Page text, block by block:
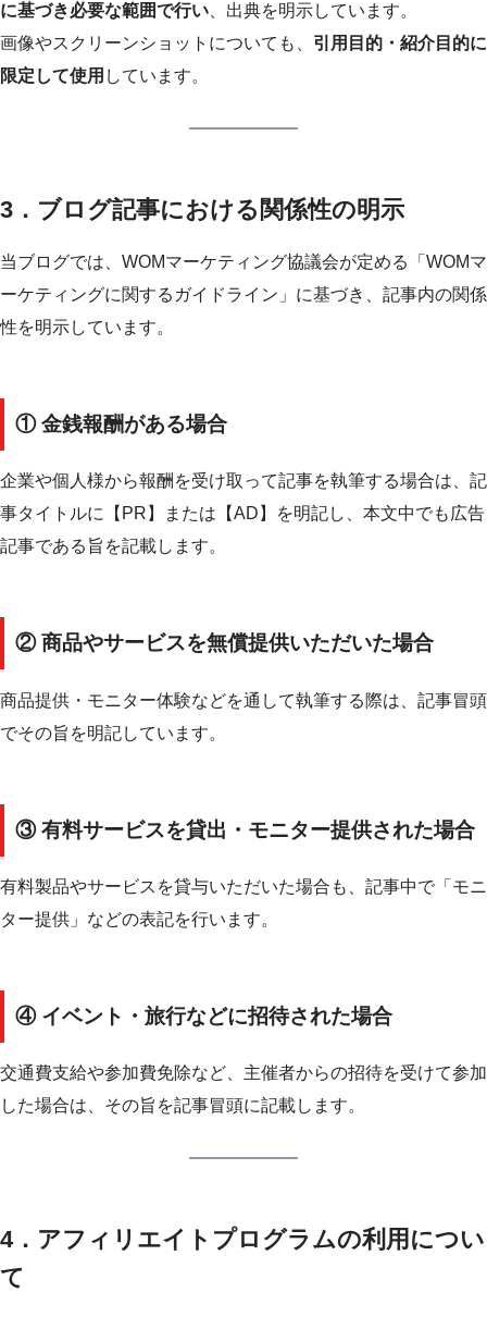
に基づき必要な範囲で行い 、出典を明示しています。
画像やスクリーンショットについても、 引用目的・紹介目的に
限定して使用 しています。
3．ブログ記事における関係性の明示
当ブログでは、WOMマーケティング協議会が定める「WOMマ
ーケティングに関するガイドライン」に基づき、記事内の関係
性を明示しています。
① 金銭報酬がある場合
企業や個人様から報酬を受け取って記事を執筆する場合は、記
事タイトルに【PR】または【AD】を明記し、本文中でも広告
記事である旨を記載します。
② 商品やサービスを無償提供いただいた場合
商品提供・モニター体験などを通して執筆する際は、記事冒頭
でその旨を明記しています。
③ 有料サービスを貸出・モニター提供された場合
有料製品やサービスを貸与いただいた場合も、記事中で「モニ
ター提供」などの表記を行います。
④ イベント・旅行などに招待された場合
交通費支給や参加費免除など、主催者からの招待を受けて参加
した場合は、その旨を記事冒頭に記載します。
4．アフィリエイトプログラムの利用につい
て